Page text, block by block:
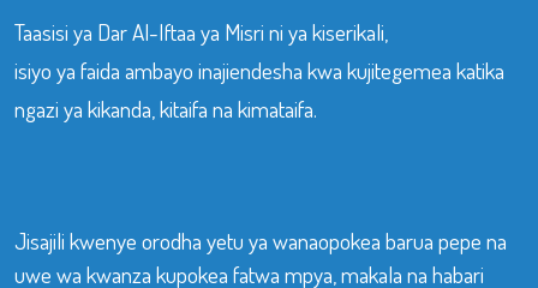
Taasisi ya Dar Al-Iftaa ya Misri ni ya kiserikali,
isiyo ya faida ambayo inajiendesha kwa kujitegemea katika
ngazi ya kikanda, kitaifa na kimataifa.
Jisajili kwenye orodha yetu ya wanaopokea barua pepe na
uwe wa kwanza kupokea fatwa mpya, makala na habari